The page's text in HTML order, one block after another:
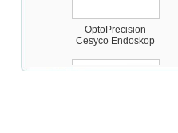
OptoPrecision
Cesyco Endoskop
HTO 38 内窥镜